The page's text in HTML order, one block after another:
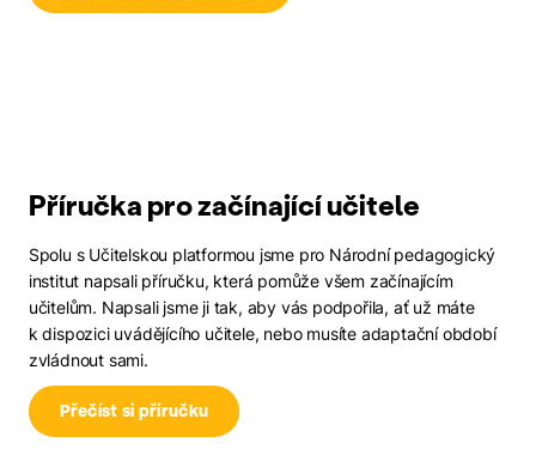
Příručka pro začínající učitele
Spolu s Učitelskou platformou jsme pro Národní pedagogický
institut napsali příručku, která pomůže všem začínajícím
učitelům. Napsali jsme ji tak, aby vás podpořila, ať už máte
k dispozici uvádějícího učitele, nebo musíte adaptační období
zvládnout sami.
Přečíst si příručku